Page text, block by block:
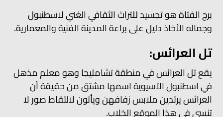
برج الفتاة هو تجسيد للتراث الثقافي الغني لاسطنبول
وجماله الأخاذ دليل على براعة المدينة الفنية والمعمارية.
تل العرائس:
يقع تل العرائس في منطقة تشامليجا وهو معلم مذهل
في اسطنبول الآسيوية اسمها مشتق من حقيقة أن
العرائس يرتدين ملابس زفافهن ويأتون لالتقاط صور لا
تنسى في هذا الموقع الخلاب.